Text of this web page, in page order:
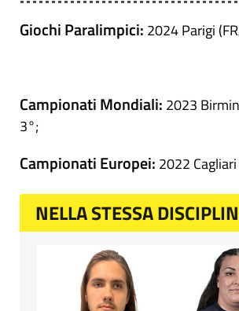
Giochi Paralimpici: 2024 Parigi
Campionati Mondiali: 2023
3°;
Campionati Europei: 2022 Cagliari
NELLA STESSA